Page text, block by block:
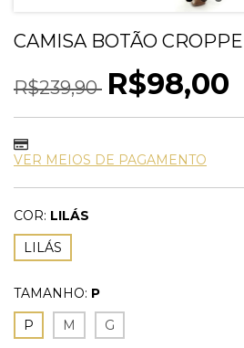
CAMISA BOTÃO
R$239,90 R$98,00
VER MEIOS DE PAGAMENTO
COR: LILÁS
LILÁS
TAMANHO: P
P
M G